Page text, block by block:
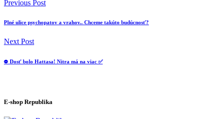
Previous Post
Plné ulice psychopatov a vrahov.. Chceme takúto budúcnosť?
Next Post
⛔️ Dosť bolo Hattasa! Nitra má na viac ✅
E-shop Republika